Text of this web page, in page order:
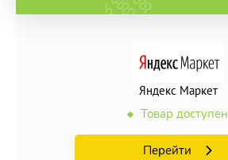
Яндекс Маркет
Товар доступен
Перейти